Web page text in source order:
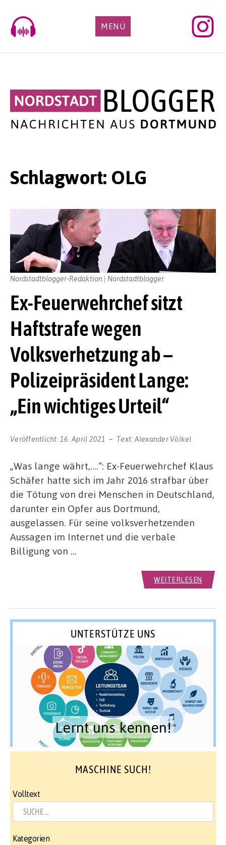
content
MENÜ
Schlagwort: OLG
Ex-Feuerwehrchef sitzt
Haftstrafe wegen
Volksverhetzung ab –
Polizeipräsident Lange:
„Ein wichtiges Urteil“
Veröffentlicht: 16. April 2021 Text: Alexander Völkel
Nordstadtblogger-Redaktion | Nordstadtblogger
„Was lange währt,….“: Ex-Feuerwehrchef Klaus
Schäfer hatte sich im Jahr 2016 strafbar über
die Tötung von drei Menschen in Deutschland,
darunter ein Opfer aus Dortmund,
ausgelassen. Für seine volksverhetzenden
Aussagen im Internet und die verbale
Billigung von …
WEITERLESEN
UNTERSTÜTZE UNS
Lernt uns kennen!
MASCHINE SUCH!
Volltext
Kategorien